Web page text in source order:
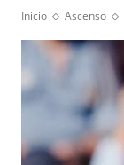
Inicio Ascenso